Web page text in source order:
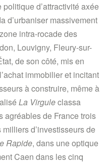
d’attractivité axée
d’urbaniser massivement
intra-rocade des
Louvigny, Fleury-sur-
de son côté, mis en
immobilier et incitant
à construire, même à
La Virguleclassa
agréables de France trois
d’investisseurs de
Rapide, dans une optique
Caen dans les cinq